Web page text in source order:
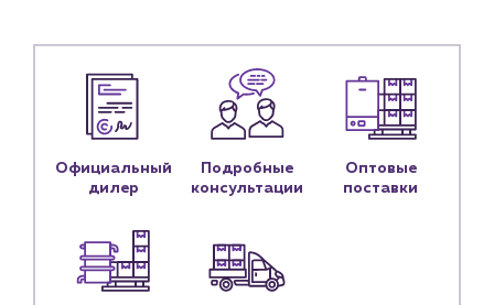
Личный кабинет
Контактные данные
Наши партнёры
Чат-бот
Официальный
дилер
Подробные
консультации
Оптовые
поставки